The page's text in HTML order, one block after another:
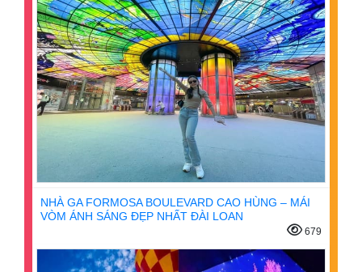
NHÀ GA FORMOSA BOULEVARD CAO HÙNG – MÁI
VÒM ÁNH SÁNG ĐẸP NHẤT ĐÀI LOAN
679